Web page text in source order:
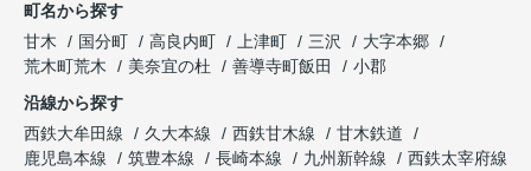
町名から探す
甘木
国分町 高良内町 上津町 三沢
大字本郷
荒木町荒木
美奈宜の杜 善導寺町飯田
小郡
沿線から探す
西鉄大牟田線
久大本線 西鉄甘木線
甘木鉄道
鹿児島本線
筑豊本線 長崎本線 九州新幹線
西鉄太宰府線